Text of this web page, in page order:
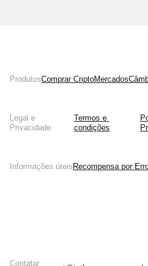
ProdutosComprar CriptoMercados
Legal e
Privacidade
Termos e
condições
Informações úteis Recompensa por
Contatar